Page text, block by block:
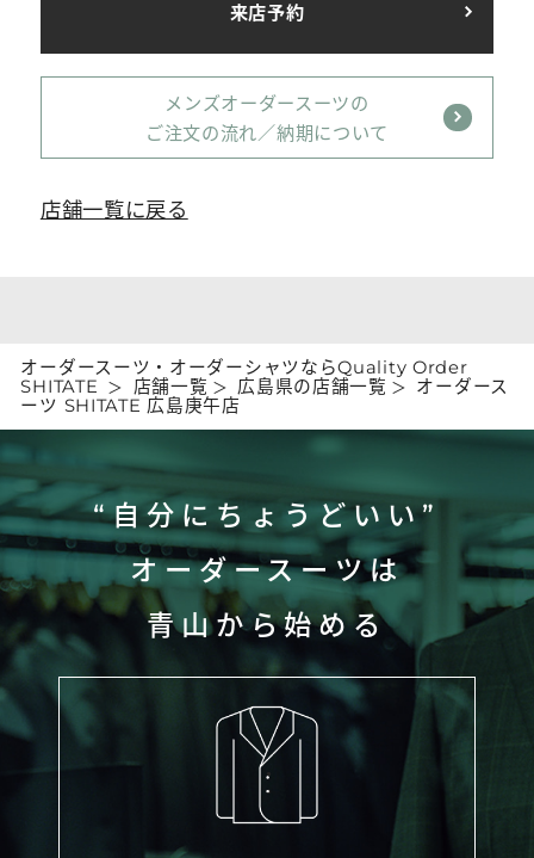
来店予約
メンズオーダースーツの
ご注文の流れ／納期について
店舗一覧に戻る
オーダースーツ・オーダーシャツならQuality Order
SHITATE
店舗一覧 広島県の店舗一覧
オーダース
ーツ SHITATE 広島庚午店
“自分にちょうどいい”
オーダースーツは
青山から始める